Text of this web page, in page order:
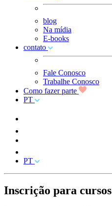
blog
Na mídia
E-books
contato
Fale Conosco
Trabalhe Conosco
Como fazer parte
PT
PT
Inscrição para cursos